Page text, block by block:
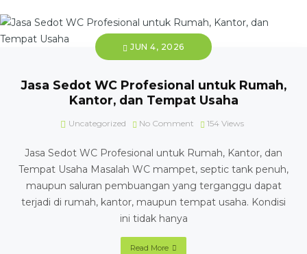
JUN 4, 2026
Jasa Sedot WC Profesional untuk Rumah,
Kantor, dan Tempat Usaha
Uncategorized No Comment 154 Views
Jasa Sedot WC Profesional untuk Rumah, Kantor, dan
Tempat Usaha Masalah WC mampet, septic tank penuh,
maupun saluran pembuangan yang terganggu dapat
terjadi di rumah, kantor, maupun tempat usaha. Kondisi
ini tidak hanya
Read More